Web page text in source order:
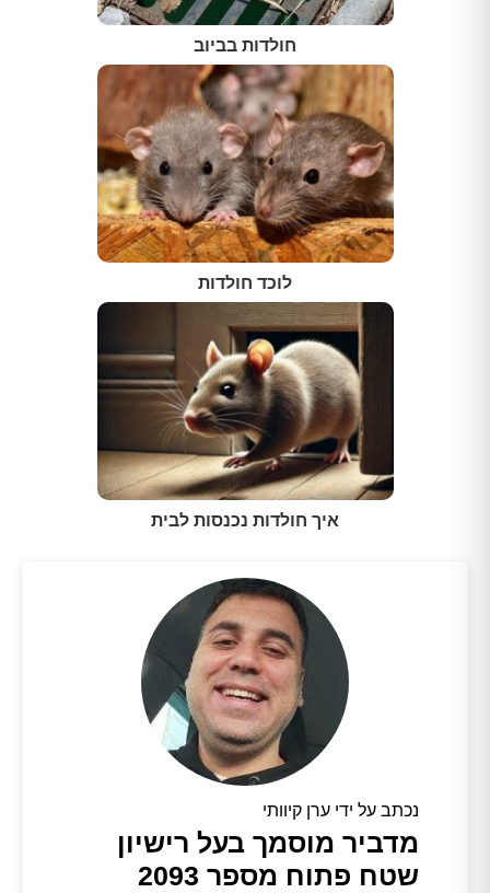
חולדות בביוב
לוכד חולדות
איך חולדות נכנסות לבית
נכתב על ידי ערן קיוותי
מדביר מוסמך בעל רישיון
שטח פתוח מספר 2093